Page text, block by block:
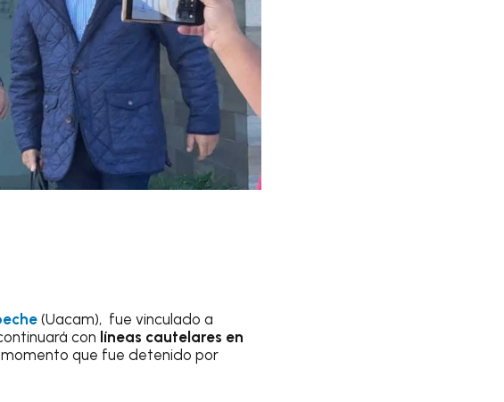
(Uacam), fue vinculado a
con líneas cautelares en
que fue detenido por